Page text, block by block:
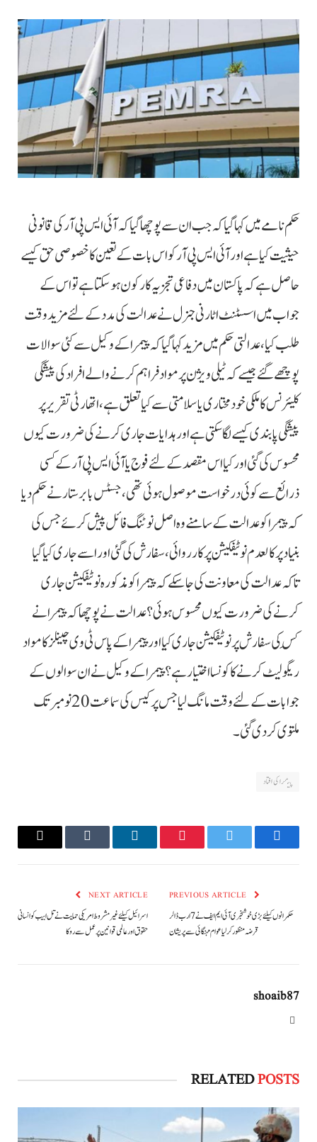
حکم نامے میں کہا گیا کہ جب ان سے پوچھا گیا کہ آئی ایس پی آر کی قانونی
حیثیت کیا ہے اور آئی ایس پی آر کو اس بات کے تعین کا خصوصی حق کیسے
حاصل ہے کہ پاکستان میں دفاعی تجزیہ کار کون ہوسکتا ہے تو اس کے
جواب میں اسسٹنٹ اٹارنی جنرل نے عدالت کی مدد کے لئے مزید وقت
طلب کیا، عدالتی حکم میں مزید کہا گیا کہ پیمرا کے وکیل سے کئی سوالات
پوچھے گئے جیسے کہ ٹیلی ویژن پر مواد فراہم کرنے والے افراد کی پیشگی
کلیئرنس کا ملکی خودمختاری یا سلامتی سے کیا تعلق ہے، اتھارٹی تقریر پر
پیشگی پابندی کیسے لگا سکتی ہے اور ہدایات جاری کرنے کی ضرورت کیوں
محسوس کی گئی اور کیا اس مقصد کے لئے فوج یا آئی ایس پی آر کے کسی
ذرائع سے کوئی درخواست موصول ہوئی تھی، جسٹس بابر ستار نے حکم دیا
کہ پیمرا کو عدالت کے سامنے وہ اصل نوٹنگ فائل پیش کرئے جس کی
بنیاد پر کالعدم نوٹیفکیشن پر کارروائی، سفارش کی گئی اور اسے جاری کیا گیا
تاکہ عدالت کی معاونت کی جا سکے کہ پیمرا کو مذکورہ نوٹیفکیشن جاری
کرنے کی ضرورت کیوں محسوس ہوئی؟ عدالت نے پوچھا کہ پیمرا نے
کِس کی سفارش پر نوٹیفکیشن جاری کیا اور پیمرا کے پاس ٹی وی چینلز کا مواد
ریگولیٹ کرنے کا کونسا اختیار ہے؟ پیمرا کے وکیل نے ان سوالوں کے
جوابات کے لئے وقت مانگ لیا جس پر کیس کی سماعت 20 نومبر تک
ملتوی کر دی گئی۔
پیمرا کی افتاد
Facebook
Twitter
Pinterest
LinkedIn
Tumblr
Email
حکمرانوں کیلئے بڑی خوشخبری آئی ایم ایف نے 7 ارب ڈالر
قرضہ منظور کرلیا عوام مہنگائی سے پریشان
NEXT ARTICLE
اسرائیل کیلئے غیرمشروط امریکی حمایت نےتل ابیب کو انسانی
حقوق اور عالمی قوانین پر عمل سے روکا
shoaib87
RELATEDPOSTS